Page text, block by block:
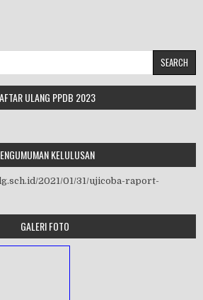
ULANG PPDB 2023
KELULUSAN
2021/01/31/ujicoba-raport-
GALERI FOTO